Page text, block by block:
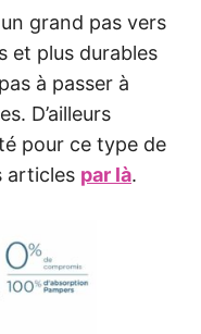
grand pas vers
et plus durables
à passer à
D’ailleurs
pour ce type de
articles par là.